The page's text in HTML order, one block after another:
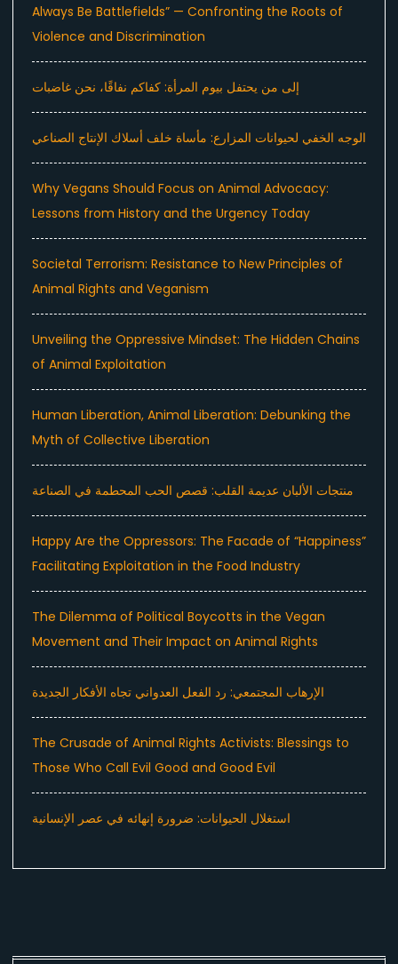
Always Be Battlefields” — Confronting the Roots of
Violence and Discrimination
إلى من يحتفل بيوم المرأة: كفاكم نفاقًا، نحن غاضبات
الوجه الخفي لحيوانات المزارع: مأساة خلف أسلاك الإنتاج الصناعي
Why Vegans Should Focus on Animal Advocacy:
Lessons from History and the Urgency Today
Societal Terrorism: Resistance to New Principles of
Animal Rights and Veganism
Unveiling the Oppressive Mindset: The Hidden Chains
of Animal Exploitation
Human Liberation, Animal Liberation: Debunking the
Myth of Collective Liberation
منتجات الألبان عديمة القلب: قصص الحب المحطمة في الصناعة
Happy Are the Oppressors: The Facade of “Happiness”
Facilitating Exploitation in the Food Industry
The Dilemma of Political Boycotts in the Vegan
Movement and Their Impact on Animal Rights
الإرهاب المجتمعي: رد الفعل العدواني تجاه الأفكار الجديدة
The Crusade of Animal Rights Activists: Blessings to
Those Who Call Evil Good and Good Evil
استغلال الحيوانات: ضرورة إنهائه في عصر الإنسانية